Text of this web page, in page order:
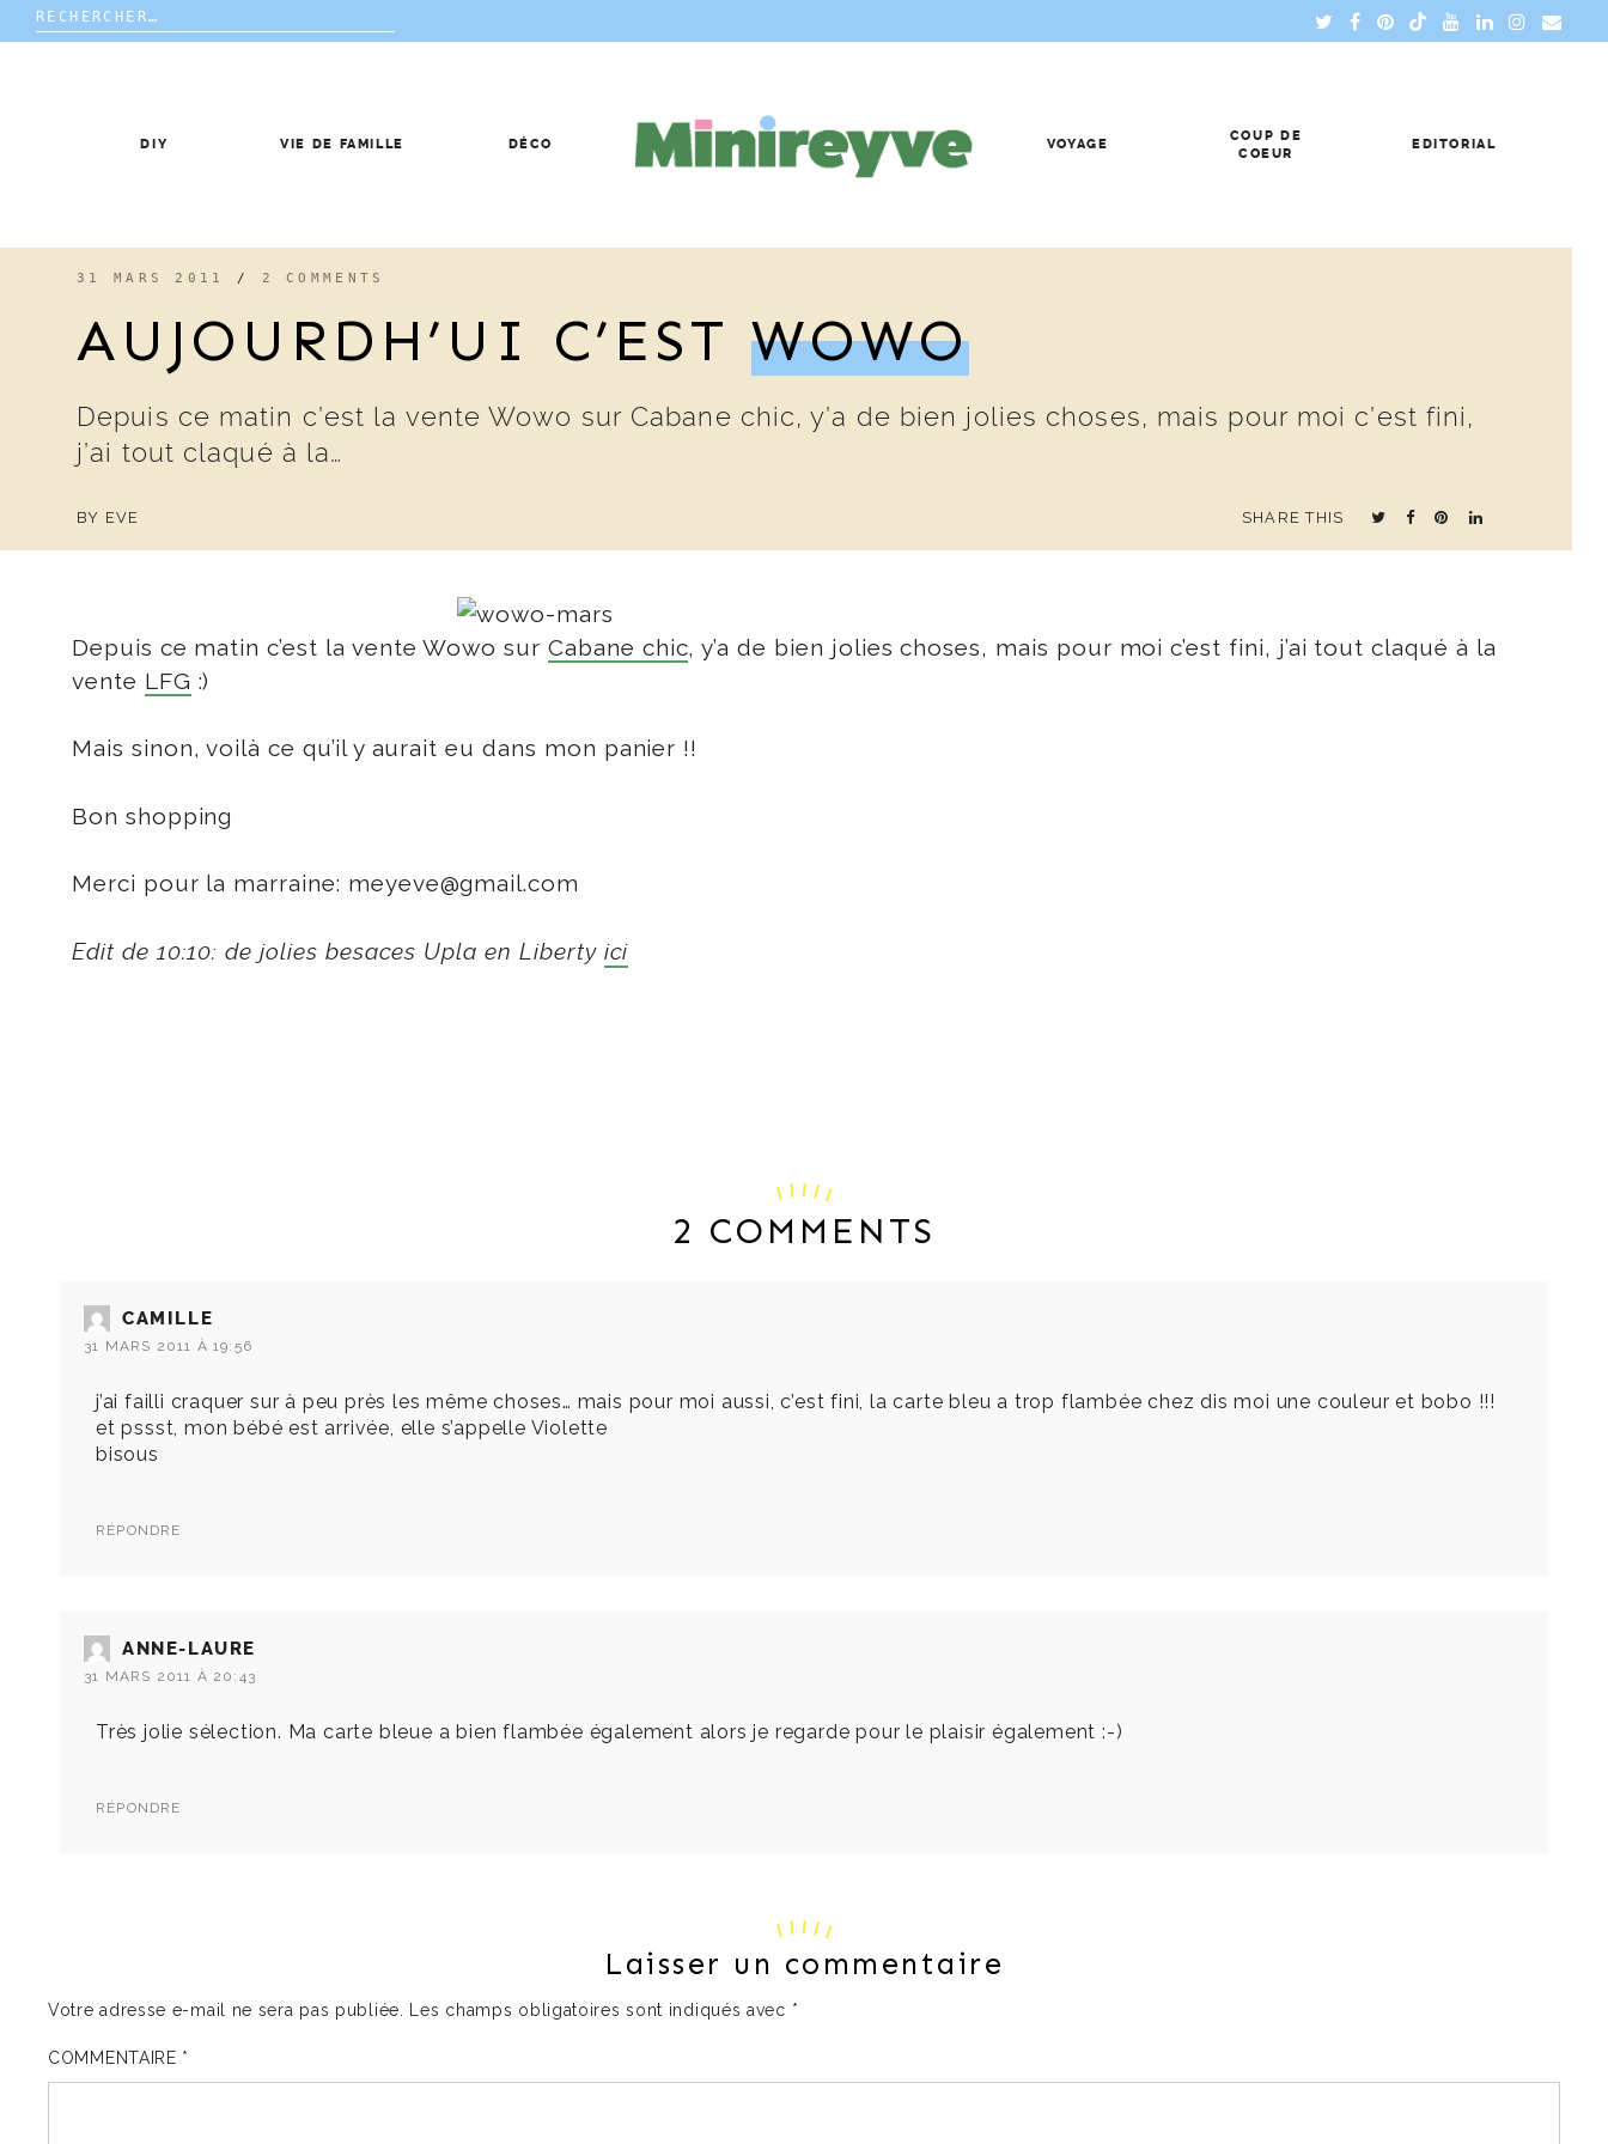
Rechercher :
DIY VIE DE FAMILLE DÉCO VOYAGE
COUP DE
COEUR
EDITORIAL
31 MARS 2011 / 2 COMMENTS
AUJOURDH’UI C’ESTWOWO
Depuis ce matin c’est la vente Wowo sur Cabane chic, y’a de bien jolies choses, mais pour moi c’est fini,
j’ai tout claqué à la…
BY EVE SHARE THIS
Depuis ce matin c’est la vente Wowo surCabane chic, y’a de bien jolies choses, mais pour moi c’est fini, j’ai tout claqué à la
vente LFG :)
Mais sinon, voilà ce qu’il y aurait eu dans mon panier !!
Bon shopping
Merci pour la marraine: meyeve@gmail.com
Edit de 10:10: de jolies besaces Upla en Liberty ici
2 COMMENTS
CAMILLE
31 MARS 2011 À 19:56
j’ai failli craquer sur à peu près les même choses… mais pour moi aussi, c’est fini, la carte bleu a trop flambée chez dis moi une couleur et bobo !!!
et pssst, mon bébé est arrivée, elle s’appelle Violette
bisous
RÉPONDRE
ANNE-LAURE
31 MARS 2011 À 20:43
Très jolie sélection. Ma carte bleue a bien flambée également alors je regarde pour le plaisir également :-)
RÉPONDRE
Laisser un commentaire
Votre adresse e-mail ne sera pas publiée. Les champs obligatoires sont indiqués avec *
COMMENTAIRE *